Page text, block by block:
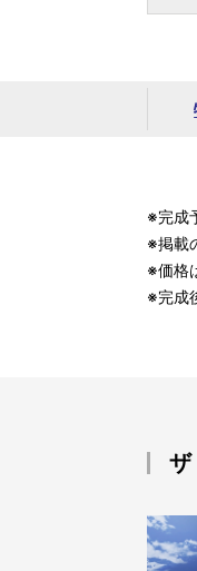
※完成
※掲載
※価格
※完成
ザ